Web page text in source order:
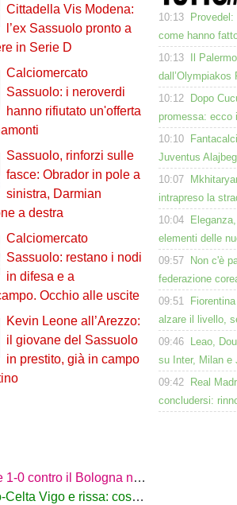
Cittadella Vis Modena:
l’ex Sassuolo pronto a
in Serie D
Calciomercato
Sassuolo: i neroverdi
hanno rifiutato un'offerta
Sassuolo, rinforzi sulle
fasce: Obrador in pole a
sinistra, Darmian
a destra
Calciomercato
Sassuolo: restano i nodi
in difesa e a
Occhio alle uscite
Kevin Leone all’Arezzo:
il giovane del Sassuolo
in prestito, già in campo
nelle prime amichevoli
e rissa: cosa è successo
10:13
come hanno
10:13
Il
dall’Olympiakos
10:12
Dopo
promessa: ecco
10:10
Juventus
10:07
intrapreso la
10:04
elementi delle
09:57
Non c'è
federazione
09:51
alzare il livello,
09:46
Leao,
su Inter, Milan e
09:42
Real
concludersi: